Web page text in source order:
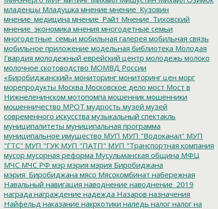
младенцы Младушка мнение мнение_Кузовин
мнение_медицина мнение_Райт Мнение_Тиховский
мнение_экономика мнения многодетные семьи
многодетные_семьи мобильная галерея мобильная связь
мобильное приложение модельная библиотека Молодая
Гвардия молодежный еврейский центр молодежь молоко
молочное скотоводство МОМВД России
«Биробиджанский» мониторинг мониторинг цен морг
морепродукты Москва Московское дело мост Мост в
Нижнеленинском мотопомпа мошенник мошенники
мошенничество МРОТ мудрость музей музей
современного искусства музыкальный спектакль
муниципалитеты муниципальная программа
муниципальное имущество МУП МУП "Водоканал" МУП
"ГТС" МУП "ГУК МУП "ПАТП" МУП "Транспортная компания
мусор мусорная реформа Мусульманская община МФЦ
МЧС МЧС РФ мэр мэрия мэрия Биробиджана
мэрия_Биробиджана мясо Мясокомбинат набережная
Навальный навигация наводнение наводнение_2019
награда награждение надежда Назаров назначения
Найфельд наказание накркотики наледь налог налог на